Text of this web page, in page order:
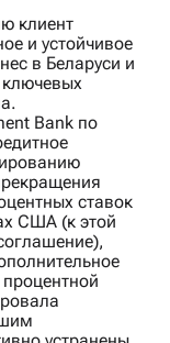
клиент
и устойчивое
в Беларуси и
Bank по
ставок
США (к этой